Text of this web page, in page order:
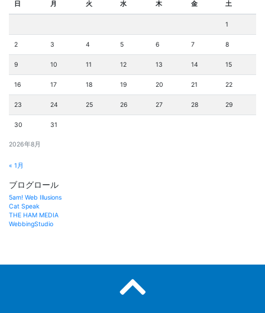
2026年8月
日 月 火 水 木 金 土
1
2 3 4 5 6 7 8
9 10 11 12 13 14 15
16 17 18 19 20 21 22
23 24 25 26 27 28 29
30 31
« 1月
ブログロール
5am! Web Illusions
Cat Speak
THE HAM MEDIA
WebbingStudio